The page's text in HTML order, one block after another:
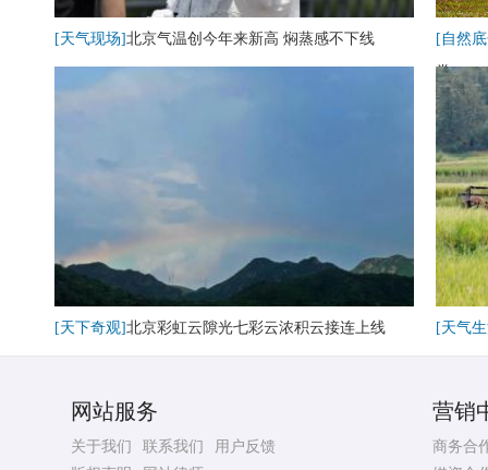
[天气现场]北京气温创今年来新高 焖蒸感不下线
[自然
卷
[天下奇观]北京彩虹云隙光七彩云浓积云接连上线 [天气
网站服务
关于我们 联系我们
用户反馈
营销
商务合